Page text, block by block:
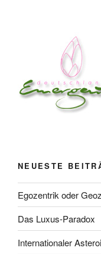
NEUESTE
Egozentrik oder
Das Luxus-Paradox
Internationaler